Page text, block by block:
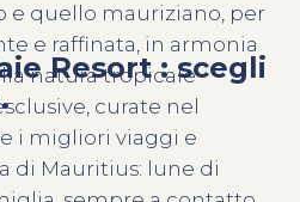
Resort : scegli
e quello mauriziano, per
e raffinata, in armonia
natura tropicale
curate nel
i migliori viaggi e
di Mauritius: lune di